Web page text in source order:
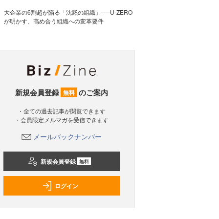
大企業の6割超が陥る「沈黙の組織」──U-ZERO
が明かす、高め合う組織への変革要件
新規会員登録 無料 のご案内
・全ての過去記事が閲覧できます
・会員限定メルマガを受信できます
メールバックナンバー
新規会員登録 無料
ログイン